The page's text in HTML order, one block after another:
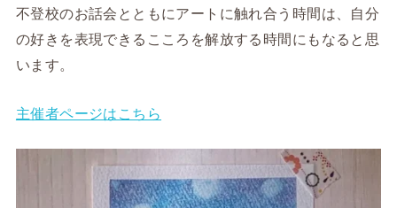
不登校のお話会とともにアートに触れ合う時間は、自分
の好きを表現できるこころを解放する時間にもなると思
います。
主催者ページはこちら